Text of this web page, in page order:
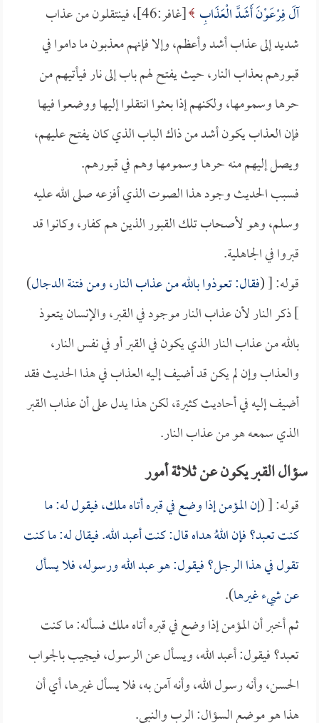
آلَ فِرْعَوْنَ أَشَدَّ الْعَذَابِ
[غافر:46]، فينتقلون من عذاب
شديد إلى عذاب أشد وأعظم، وإلا فإنهم معذبون ما داموا في
قبورهم بعذاب النار، حيث يفتح لهم باب إلى نار فيأتيهم من
حرها وسمومها، ولكنهم إذا بعثوا انتقلوا إليها ووضعوا فيها
فإن العذاب يكون أشد من ذاك الباب الذي كان يفتح عليهم،
ويصل إليهم منه حرها وسمومها وهم في قبورهم.
فسبب الحديث وجود هذا الصوت الذي أفزعه صلى الله عليه
وسلم، وهو لأصحاب تلك القبور الذين هم كفار، وكانوا قد
قبروا في الجاهلية.
قوله: [ (فقال: تعوذوا بالله من عذاب النار، ومن فتنة الدجال)
] ذكر النار لأن عذاب النار موجود في القبر، والإنسان يتعوذ
بالله من عذاب النار الذي يكون في القبر أو في نفس النار،
والعذاب وإن لم يكن قد أضيف إليه العذاب في هذا الحديث فقد
أضيف إليه في أحاديث كثيرة، لكن هذا يدل على أن عذاب القبر
الذي سمعه هو من عذاب النار.
سؤال القبر يكون عن ثلاثة أمور
قوله: [ (إن المؤمن إذا وضع في قبره أتاه ملك، فيقول له: ما
كنت تعبد؟ فإن اللهُ هداه قال: كنت أعبد الله. فيقال له: ما كنت
تقول في هذا الرجل؟ فيقول: هو عبد الله ورسوله، فلا يسأل
عن شيء غيرها).
ثم أخبر أن المؤمن إذا وضع في قبره أتاه ملك فسأله: ما كنت
تعبد؟ فيقول: أعبد الله، ويسأل عن الرسول، فيجيب بالجواب
الحسن، وأنه رسول الله، وأنه آمن به، فلا يسأل غيرها، أي أن
هذا هو موضع السؤال: الرب والنبي.